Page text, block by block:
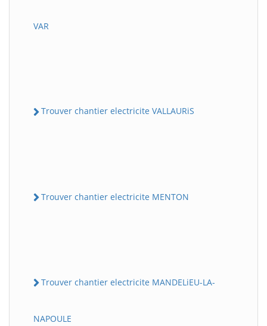
VAR
Trouver chantier electricite VALLAURiS
Trouver chantier electricite MENTON
Trouver chantier electricite MANDELiEU-LA-
NAPOULE